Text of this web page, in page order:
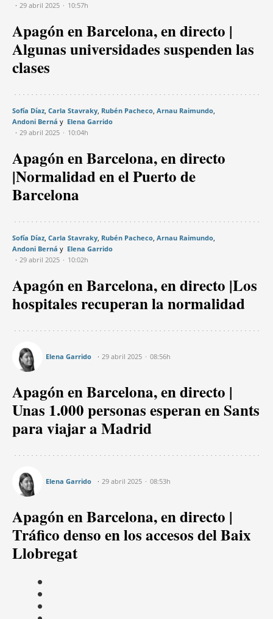
29 abril 2025
10:57h
Apagón en Barcelona, en directo |
Algunas universidades suspenden las
clases
Sofía Díaz Carla Stavraky Rubén Pacheco Arnau Raimundo
Andoni Berná
Elena Garrido
29 abril 2025
10:04h
Apagón en Barcelona, en directo
|Normalidad en el Puerto de
Barcelona
Sofía Díaz Carla Stavraky Rubén Pacheco Arnau Raimundo
Andoni Berná
Elena Garrido
29 abril 2025
10:02h
Apagón en Barcelona, en directo |Los
hospitales recuperan la normalidad
Elena Garrido 29 abril 2025 08:56h
Apagón en Barcelona, en directo |
Unas 1.000 personas esperan en Sants
para viajar a Madrid
Elena Garrido 29 abril 2025 08:53h
Apagón en Barcelona, en directo |
Tráfico denso en los accesos del Baix
Llobregat